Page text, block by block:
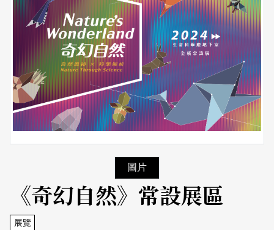
地圖搜尋
關於我們
刊物索取地點
訂閱文化快遞
聯絡我們
會員基本資料
網站導覽 English
日本語
圖片
《奇幻自然》常設展區
展覽